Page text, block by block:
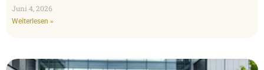
Juni 4, 2026
Weiterlesen »